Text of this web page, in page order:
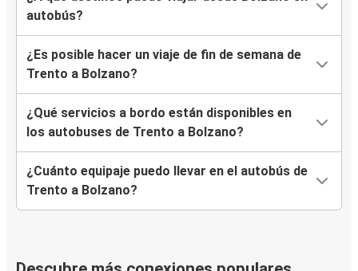
autobús?
¿Es posible hacer un viaje de fin de semana de
Trento a Bolzano?
¿Qué servicios a bordo están disponibles en
los autobuses de Trento a Bolzano?
¿Cuánto equipaje puedo llevar en el autobús de
Trento a Bolzano?